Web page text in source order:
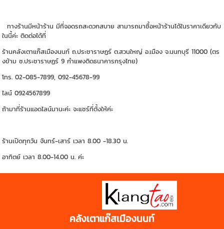
ทางร้านมีหน้าร้าน มีที่จอดรถสะดวกสบาย สามารถมาซื้อหน้าร้านได้ในราคาเดียวกับ
ในนี้ค่ะ ติดต่อได้ที่
ร้านคลังเตาแก๊สเมืองนนท์ ถ.ประชาราษฏร์ ต.สวนใหญ่ อ.เมือง จ.นนทบุรี 11000 (ตร
งข้าม ซ.ประชาราษฏร์ 9 กำแพงติดธนาคารกรุงไทย)
โทร. 02-085-7899, 092-45678-99
ไลน์ 0924567899
ถ้ามาที่ร้านแอดไลน์มานะค่ะ จะแชร์ที่ตั้งให้ค่ะ
ร้านเปิดทุกวัน จันทร์-เสาร์ เวลา 8.00 -18.30 น.
อาทิตย์ เวลา 8.00-14.00 น. ค่ะ
คลังเตาแก๊สเมืองนนท์